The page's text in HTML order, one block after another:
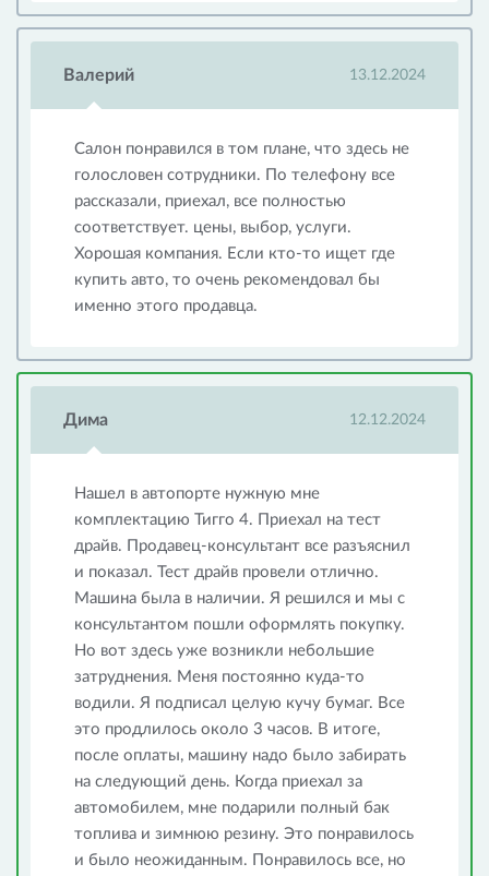
Валерий 13.12.2024
Салон понравился в том плане, что здесь не
голословен сотрудники. По телефону все
рассказали, приехал, все полностью
соответствует. цены, выбор, услуги.
Хорошая компания. Если кто-то ищет где
купить авто, то очень рекомендовал бы
именно этого продавца.
Дима 12.12.2024
Нашел в автопорте нужную мне
комплектацию Тигго 4. Приехал на тест
драйв. Продавец-консультант все разъяснил
и показал. Тест драйв провели отлично.
Машина была в наличии. Я решился и мы с
консультантом пошли оформлять покупку.
Но вот здесь уже возникли небольшие
затруднения. Меня постоянно куда-то
водили. Я подписал целую кучу бумаг. Все
это продлилось около 3 часов. В итоге,
после оплаты, машину надо было забирать
на следующий день. Когда приехал за
автомобилем, мне подарили полный бак
топлива и зимнюю резину. Это понравилось
и было неожиданным. Понравилось все, но